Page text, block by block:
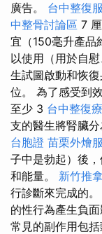
廣告。 台中整復
中整骨討論區 7
宜（150毫升產品
以使用（用於自
生試圖啟動和恢
位。 為了感受到
至少 3 台中整復
支的醫生將腎臟
台胞證 苗栗外燴
子中是勃起）後
和能量。 新竹推
行診斷來完成的。
的性行為產生負
常見的副作用包